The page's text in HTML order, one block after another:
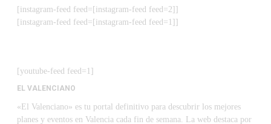
[instagram-feed feed=[instagram-feed feed=2]]
[instagram-feed feed=[instagram-feed feed=1]]
[youtube-feed feed=1]
EL VALENCIANO
«El Valenciano» es tu portal definitivo para descubrir los mejores
planes y eventos en Valencia cada fin de semana. La web destaca por